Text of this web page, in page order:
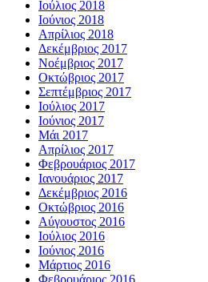
Ιούλιος 2018
Ιούνιος 2018
Απρίλιος 2018
Δεκέμβριος 2017
Νοέμβριος 2017
Οκτώβριος 2017
Σεπτέμβριος 2017
Ιούλιος 2017
Ιούνιος 2017
Μάι 2017
Απρίλιος 2017
Φεβρουάριος 2017
Ιανουάριος 2017
Δεκέμβριος 2016
Οκτώβριος 2016
Αύγουστος 2016
Ιούλιος 2016
Ιούνιος 2016
Μάρτιος 2016
Φεβρουάριος 2016